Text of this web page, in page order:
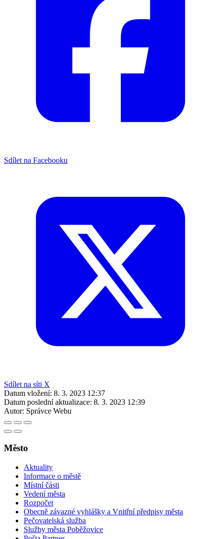
Sdílet na Facebooku
Sdílet na síti X
Datum vložení: 8. 3. 2023 12:37
Datum poslední aktualizace: 8. 3. 2023 12:39
Autor: Správce Webu
Město
Aktuality
Informace o městě
Místní části
Vedení města
Rozpočet
Obecně závazné vyhlášky a Vnitřní předpisy města
Pečovatelská služba
Služby města Poběžovice